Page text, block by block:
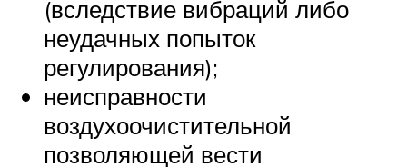
(вследствие вибраций либо
неудачных попыток
регулирования);
неисправности
воздухоочистительной
позволяющей вести